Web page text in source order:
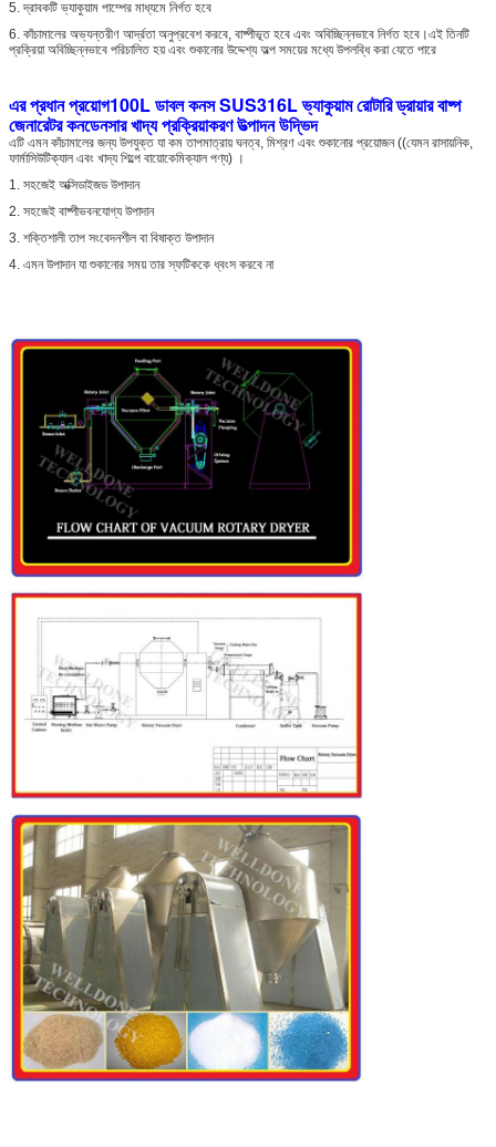
5. দ্রাবকটি ভ্যাকুয়াম পাম্পের মাধ্যমে নির্গত হবে
6. কাঁচামালের অভ্যন্তরীণ আর্দ্রতা অনুপ্রবেশ করবে, বাষ্পীভূত হবে এবং অবিচ্ছিন্নভাবে নির্গত হবে।এই তিনটি
প্রক্রিয়া অবিচ্ছিন্নভাবে পরিচালিত হয় এবং শুকানোর উদ্দেশ্য অল্প সময়ের মধ্যে উপলব্ধি করা যেতে পারে
এর প্রধান প্রয়োগ100L ডাবল কনস SUS316L ভ্যাকুয়াম রোটারি ড্রায়ার বাষ্প
জেনারেটর কনডেনসার খাদ্য প্রক্রিয়াকরণ উত্পাদন উদ্ভিদ
এটি এমন কাঁচামালের জন্য উপযুক্ত যা কম তাপমাত্রায় ঘনত্ব, মিশ্রণ এবং শুকানোর প্রয়োজন ((যেমন রাসায়নিক,
ফার্মাসিউটিক্যাল এবং খাদ্য শিল্পে বায়োকেমিক্যাল পণ্য) ।
1. সহজেই অক্সিডাইজড উপাদান
2. সহজেই বাষ্পীভবনযোগ্য উপাদান
3. শক্তিশালী তাপ সংবেদনশীল বা বিষাক্ত উপাদান
4. এমন উপাদান যা শুকানোর সময় তার স্ফটিককে ধ্বংস করবে না